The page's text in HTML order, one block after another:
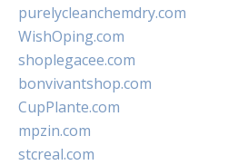
purelycleanchemdry.com
WishOping.com
shoplegacee.com
bonvivantshop.com
CupPlante.com
mpzin.com
stcreal.com